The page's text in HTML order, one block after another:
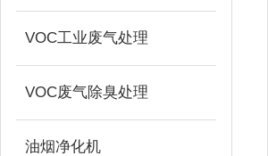
VOC工业废气处理
VOC废气除臭处理
油烟净化机